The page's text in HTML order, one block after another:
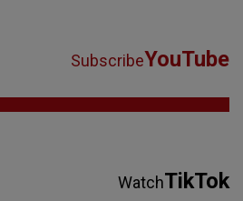
SubscribeYouTube
WatchTikTok